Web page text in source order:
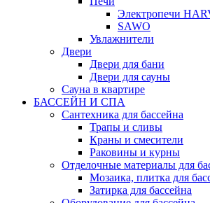
Электропечи
SAWO
Увлажнители
Двери
Двери для бани
Двери для сауны
Сауна в квартире
БАССЕЙН И СПА
Сантехника для бассейна
Трапы и сливы
Краны и смесители
Раковины и курны
Отделочные материалы для
Мозаика, плитка для
Затирка для бассейна